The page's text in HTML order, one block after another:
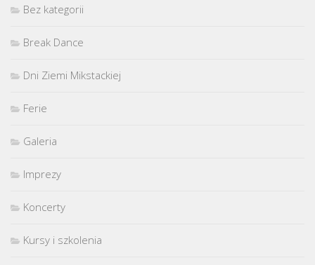
Bez kategorii
Break Dance
Dni Ziemi Mikstackiej
Ferie
Galeria
Imprezy
Koncerty
Kursy i szkolenia